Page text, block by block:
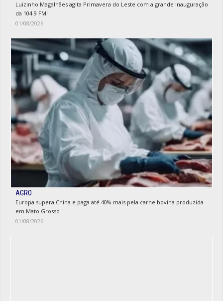
Luizinho Magalhães agita Primavera do Leste com a grande inauguração
da 104.9 FM!
01/08/2026
AGRO
Europa supera China e paga até 40% mais pela carne bovina produzida
em Mato Grosso
01/08/2026